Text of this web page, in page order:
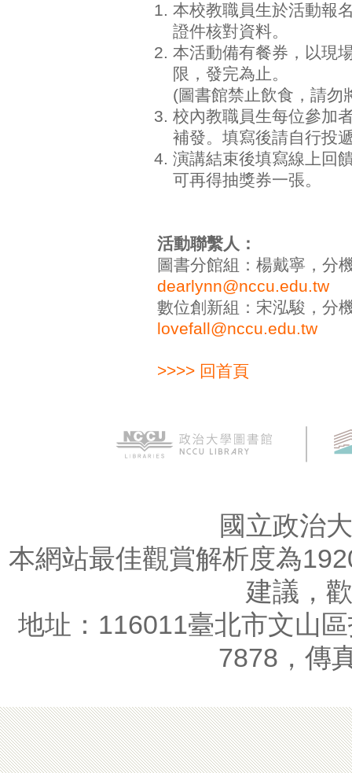
本校教職員生於活動報
證件核對資料。
本活動備有餐券，以現
限，發完為止。
(圖書館禁止飲食，請勿
校內教職員生每位參加
補發。填寫後請自行投
演講結束後填寫線上回
可再得抽獎券一張。
活動聯繫人：
圖書分館組：楊戴寧，分
dearlynn@nccu.edu.tw
數位創新組：宋泓駿，分
lovefall@nccu.edu.tw
>>>> 回首頁
國立政治
本網站最佳觀賞解析度為
建議，
地址：116011臺北市文山
7878，傳